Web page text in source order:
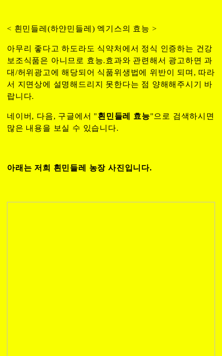
< 흰민들레(하얀민들레) 엑기스의 효능 >
아무리 좋다고 하도라도 식약처에서 정식 인증하는 건강
보조식품은 아니므로 효능.효과와 관련해서 광고하면 과
대/허위광고에 해당되어 식품위생법에 위반이 되며, 따라
서 지면상에 설명해드리지 못한다는 점 양해해주시기 바
랍니다.
네이버, 다음, 구글에서 "흰민들레 효능"으로 검색하시면
많은 내용을 보실 수 있습니다.
아래는 저희 흰민들레 농장 사진입니다.